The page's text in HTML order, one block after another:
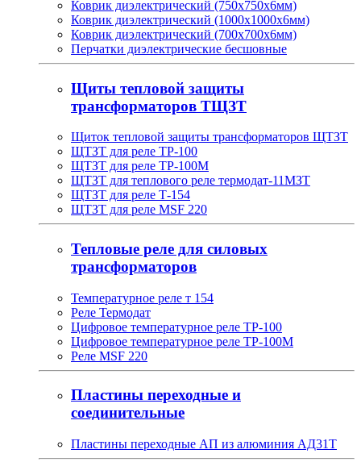
Коврик диэлектрический (750х750х6мм)
Коврик диэлектрический (1000х1000х6мм)
Коврик диэлектрический (700х700х6мм)
Перчатки диэлектрические бесшовные
Щиты тепловой защиты
трансформаторов ТЩЗТ
Щиток тепловой защиты трансформаторов ЩТЗТ
ЩТЗТ для реле ТР-100
ЩТЗТ для реле ТР-100М
ЩТЗТ для теплового реле термодат-11МЗТ
ЩТЗТ для реле Т-154
ЩТЗТ для реле MSF 220
Тепловые реле для силовых
трансформаторов
Температурное реле т 154
Реле Термодат
Цифровое температурное реле ТР-100
Цифровое температурное реле ТР-100М
Реле MSF 220
Пластины переходные и
соединительные
Пластины переходные АП из алюминия АД31Т